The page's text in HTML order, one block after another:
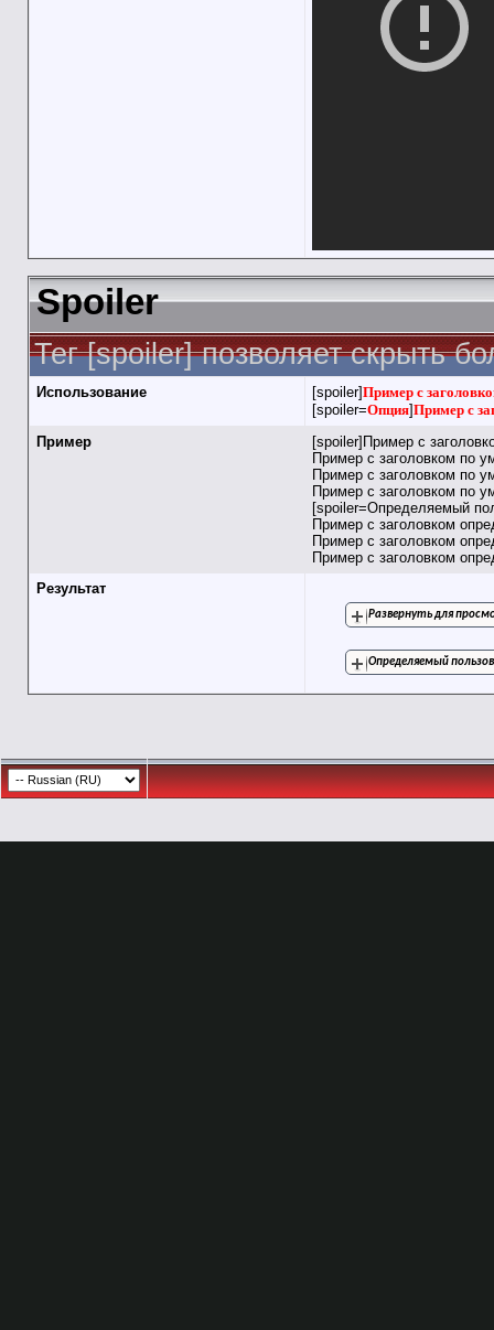
Spoiler
Тег [spoiler] позволяет скрыть
Использование [spoiler]Пример с
[spoiler=Опция]Пример с
Пример
[spoiler]Пример с
Пример с заголовком по
Пример с заголовком по
Пример с заголовком по
[spoiler=Определяемый
Пример с заголовком
Пример с заголовком
Пример с заголовком
Результат
Развернуть для
Определяемый